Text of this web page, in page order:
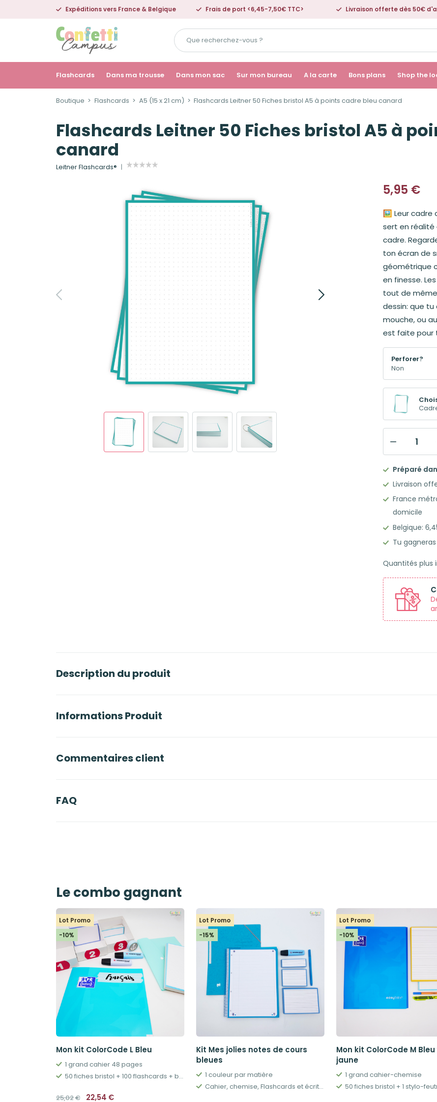
Expéditions vers France & Belgique Frais de port <6,45-7,50€ TTC> Livraison offerte dès 50€
Que
recherchez-
vous
?
Flashcards Dans ma trousse Dans mon sac Sur mon bureau A la carte Bons plans Shop the
Boutique Flashcards A5 (15 x 21 cm) Flashcards Leitner 50 Fiches bristol A5 à points cadre bleu canard
Flashcards Leitner 50 Fiches bristol A5 à
canard
Leitner Flashcards®
5,95 €
🖼️ Leur cadre
sert en
cadre.
ton écran de
géométrique
en finesse.
tout de
dessin: que
mouche, ou
est faite pour
Perforer?
Flashcards
Leitner
50
Fiches
bristol
A5
points
cadre
bleu
canard
Préparé
Livraison
France
domicile
Belgique:
Tu gagneras
Quantités plus
Description du produit
Informations Produit
Commentaires client
FAQ
Le combo gagnant
Lot Promo
-10%
Mon kit ColorCode L Bleu
1 grand cahier 48 pages
50 fiches bristol + 100 flashcards + boîtes & accessoires
25,02€ Le
22,54 €
Lot Promo
-15%
Kit Mes jolies notes de cours
bleues
1 couleur par matière
Cahier, chemise, Flashcards et écriture
Lot Promo
-10%
Mon kit ColorCode M Bleu
jaune
1 grand cahier-chemise